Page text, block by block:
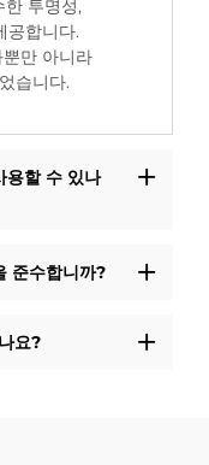
투명성,
공합니다.
만 아니라
습니다.
용할 수 있나
준수합니까?
요?